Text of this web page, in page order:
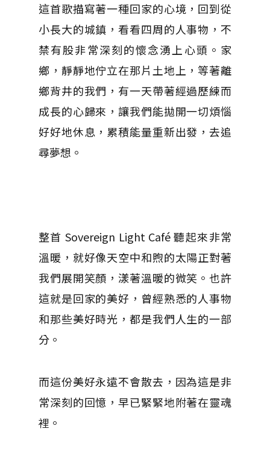
這首歌描寫著一種回家的心境，回到從
小長大的城鎮，看看四周的人事物，不
禁有股非常深刻的懷念湧上心頭。家
鄉，靜靜地佇立在那片土地上，等著離
鄉背井的我們，有一天帶著經過歷練而
成長的心歸來，讓我們能拋開一切煩惱
好好地休息，累積能量重新出發，去追
尋夢想。
整首 Sovereign Light Café 聽起來非常
溫暖，就好像天空中和煦的太陽正對著
我們展開笑顏，漾著溫暖的微笑。也許
這就是回家的美好，曾經熟悉的人事物
和那些美好時光，都是我們人生的一部
分。
而這份美好永遠不會散去，因為這是非
常深刻的回憶，早已緊緊地附著在靈魂
裡。